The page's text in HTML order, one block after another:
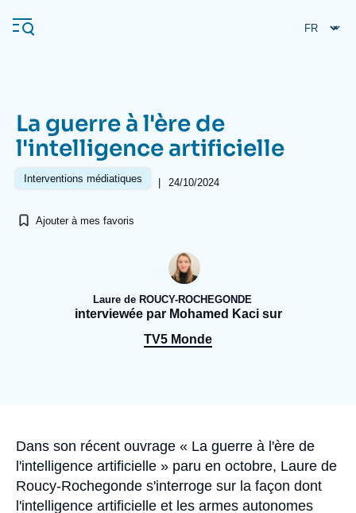
au
contenu
Navigation
principale
L'Ifri
Analyses
Recherches fréquentes
Proche-Orient
La guerre à l'ère de
l'intelligence artificielle
Interventions médiatiques | 24/10/2024
Ajouter à mes favoris
Laure de ROUCY-ROCHEGONDE
interviewée par Mohamed Kaci sur
TV5 Monde
Accroche
Dans son récent ouvrage « La guerre à l'ère de
l'intelligence artificielle » paru en octobre, Laure de
Roucy-Rochegonde s'interroge sur la façon dont
l'intelligence artificielle et les armes autonomes